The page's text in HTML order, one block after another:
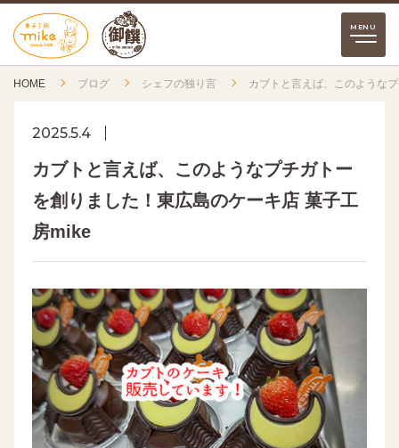
HOME ブログ シェフの独り言 カブトと言えば、このような
2025.5.4
カブトと言えば、このようなプチガトー
を創りました！東広島のケーキ店 菓子工
房mike